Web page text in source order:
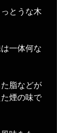
とうな木
一体何な
脂などが
煙の味で